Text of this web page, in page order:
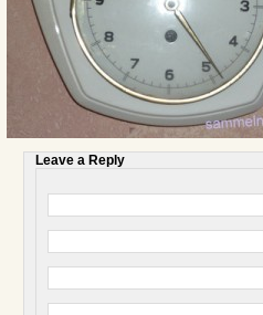
Leave a Reply